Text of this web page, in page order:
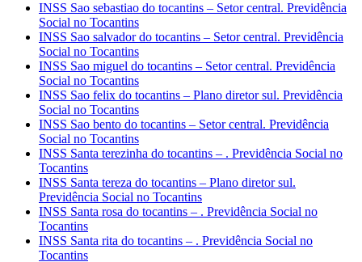
INSS Sao sebastiao do tocantins – Setor central. Previdência
Social no Tocantins
INSS Sao salvador do tocantins – Setor central. Previdência
Social no Tocantins
INSS Sao miguel do tocantins – Setor central. Previdência
Social no Tocantins
INSS Sao felix do tocantins – Plano diretor sul. Previdência
Social no Tocantins
INSS Sao bento do tocantins – Setor central. Previdência
Social no Tocantins
INSS Santa terezinha do tocantins – . Previdência Social no
Tocantins
INSS Santa tereza do tocantins – Plano diretor sul.
Previdência Social no Tocantins
INSS Santa rosa do tocantins – . Previdência Social no
Tocantins
INSS Santa rita do tocantins – . Previdência Social no
Tocantins